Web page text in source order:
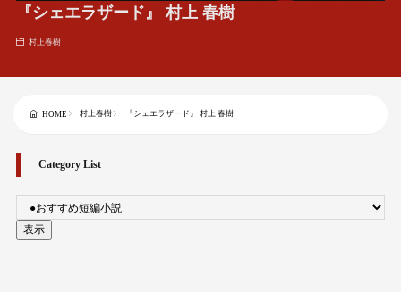
『シェエラザード』 村上 春樹
村上春樹
HOME 村上春樹 『シェエラザード』 村上 春樹
Category List